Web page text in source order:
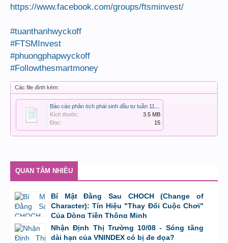
https://www.facebook.com/groups/ftsminvest/
#tuanthanhwyckoff
#FTSMInvest
#phuongphapwyckoff
#Followthesmartmoney
Các file đính kèm:
Kích thước:
3.5 MB
Đọc:
15
QUAN TÂM NHIỀU
Bí Mật Đằng Sau CHOCH (Change of
Character): Tín Hiệu "Thay Đổi Cuộc Chơi"
Của Dòng Tiền Thông Minh
bởi Tuấn Thành,8/8/26 lúc 11:11
Nhận Định Thị Trường 10/08 - Sóng tăng
dài hạn của VNINDEX có bị đe dọa?